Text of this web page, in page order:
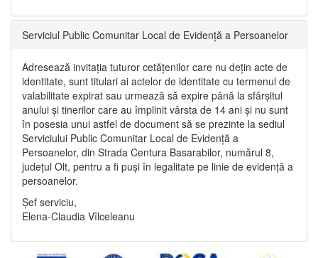
Serviciul Public Comunitar Local de Evidență a Persoanelor
Adresează invitația tuturor cetățenilor care nu dețin acte de
identitate, sunt titulari ai actelor de identitate cu termenul de
valabilitate expirat sau urmează să expire până la sfârșitul
anului și tinerilor care au împlinit vârsta de 14 ani și nu sunt
în posesia unui astfel de document să se prezinte la sediul
Serviciului Public Comunitar Local de Evidență a
Persoanelor, din Strada Centura Basarabilor, numărul 8,
județul Olt, pentru a fi puși în legalitate pe linie de evidență a
persoanelor.
Șef serviciu,
Elena-Claudia Vîlceleanu